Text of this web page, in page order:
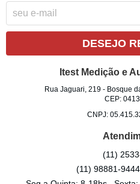
DESEJO
Itest Medição e
Rua Jaguari, 219 - Bosque
CEP:
CNPJ:
(11)
(11) 98881-